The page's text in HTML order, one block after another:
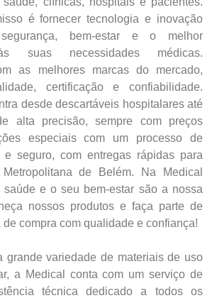
é fornecer tecnologia e inovação
bem-estar e o melhor
suas necessidades médicas.
as melhores marcas do mercado,
certificação e confiabilidade.
desde descartáveis hospitalares até
alta precisão, sempre com preços
especiais com um processo de
e seguro, com entregas rápidas para
de Belém. Na Medical
e o seu bem-estar são a nossa
nossos produtos e faça parte de
compra com qualidade e confiança!
grande variedade de materiais de uso
a Medical conta com um serviço de
técnica dedicado a todos os